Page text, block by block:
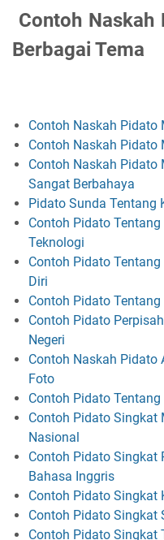
Contoh
Berbagai Tema
Contoh Naskah Pidato
Contoh Naskah Pidato
Contoh Naskah Pidato
Sangat Berbahaya
Pidato Sunda Tentang
Contoh Pidato
Teknologi
Contoh Pidato
Diri
Contoh Pidato
Contoh Pidato
Negeri
Contoh Naskah Pidato
Foto
Contoh Pidato
Contoh Pidato Singkat
Nasional
Contoh Pidato Singkat
Bahasa Inggris
Contoh Pidato Singkat
Contoh Pidato Singkat
Contoh Pidato Singkat